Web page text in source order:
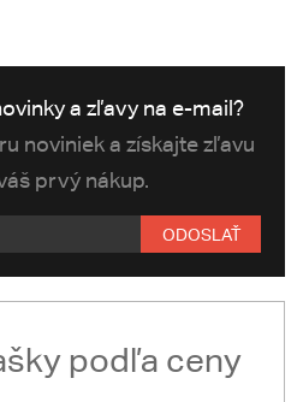
a zľavy na e-mail?
noviniek a získajte zľavu
prvý nákup.
ODOSLAŤ
podľa ceny